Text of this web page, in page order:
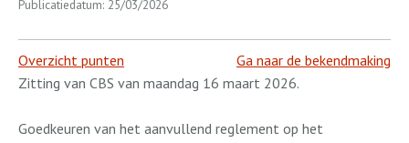
Publicatiedatum: 25/03/2026
Overzicht punten
Ga naar de bekendmaking
Zitting van CBS van maandag 16 maart 2026.
Goedkeuren van het aanvullend reglement op het